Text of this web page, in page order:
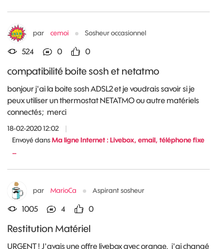
compatibilité boite sosh et netatmo
bonjour j'ai la boite sosh ADSL2 et je voudrais savoir si je
peux utiliser un thermostat NETATMO ou autre matériels
connectés; merci
18-02-2020 12:02
|
Envoyé dansMa ligne Internet : Livebox, email, téléphone fixe
…
par cemoi Sosheur occasionnel
524 0 0
Restitution Matériel
URGENT ! J'avais une offre livebox avec orange, j'ai changé
par MarioCa Aspirant sosheur
1005 4 0